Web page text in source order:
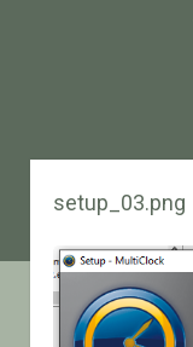
setup_03.png